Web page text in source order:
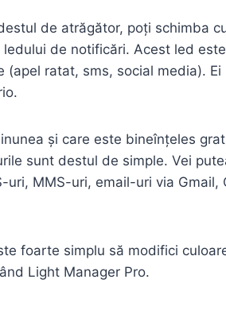
de atrăgător, poți schimba
de notificări. Acest led
ratat, sms, social media).
și care este bineînțeles
sunt destul de simple. Vei
MMS-uri, email-uri via
foarte simplu să modifici
Light Manager Pro.